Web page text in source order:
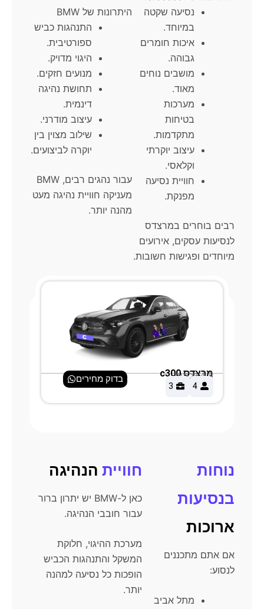
נסיעה שקטה
במיוחד.
איכות חומרים
גבוהה.
מושבים נוחים
מאוד.
מערכות
בטיחות
מתקדמות.
עיצוב יוקרתי
וקלאסי.
חוויית נסיעה
מפנקת.
רבים בוחרים במרצדס
לנסיעות עסקים, אירועים
מיוחדים ופגישות חשובות.
היתרונות של BMW
התנהגות כביש
ספורטיבית.
היגוי מדויק.
מנועים חזקים.
תחושת נהיגה
דינמית.
עיצוב מודרני.
שילוב מצוין בין
יוקרה לביצועים.
עבור נהגים רבים, BMW
מעניקה חוויית נהיגה מעט
מהנה יותר.
מרצדס c300
4-5 דלתות
4
3
בדוק מחירים
נוחות
בנסיעות
ארוכות
אם אתם מתכננים
לנסוע:
מתל אביב
חוויית הנהיגה
כאן ל-BMW יש יתרון ברור
עבור חובבי הנהיגה.
מערכת ההיגוי, חלוקת
המשקל והתנהגות הכביש
הופכות כל נסיעה למהנה
יותר.